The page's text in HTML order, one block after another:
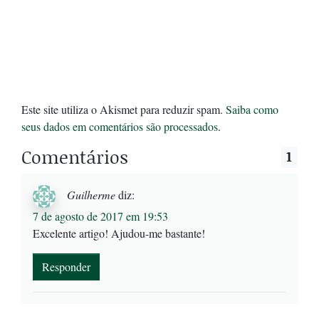
Este site utiliza o Akismet para reduzir spam. Saiba como
seus dados em comentários são processados.
Comentários 1
Guilhermediz:
7 de agosto de 2017 em 19:53
Excelente artigo! Ajudou-me bastante!
Responder